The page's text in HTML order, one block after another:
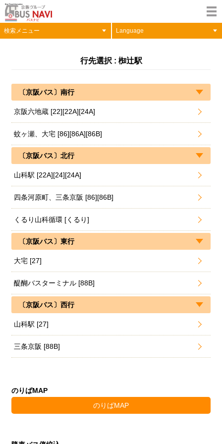
検索メニュー Language
行先選択 : 椥辻駅
〔京阪バス〕南行
京阪六地蔵 [22][22A][24A]
蚊ヶ瀬、大宅 [86][86A][86B]
〔京阪バス〕北行
山科駅 [22A][24][24A]
四条河原町、三条京阪 [86][86B]
くるり山科循環 [くるり]
〔京阪バス〕東行
大宅 [27]
醍醐バスターミナル [88B]
〔京阪バス〕西行
山科駅 [27]
三条京阪 [88B]
のりばMAP
のりばMAP